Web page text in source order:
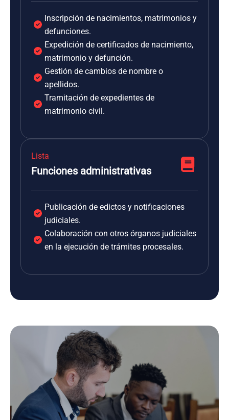
Inscripción de nacimientos, matrimonios y
defunciones.
Expedición de certificados de nacimiento,
matrimonio y defunción.
Gestión de cambios de nombre o
apellidos.
Tramitación de expedientes de
matrimonio civil.
Lista
Funciones administrativas
Publicación de edictos y notificaciones
judiciales.
Colaboración con otros órganos judiciales
en la ejecución de trámites procesales.